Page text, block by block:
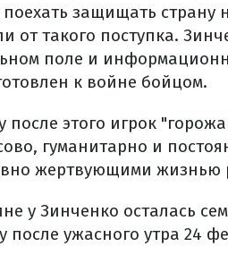
поехать защищать
от такого поступка.
поле и
к войне бойцом.
после этого игрок
гуманитарно и
жертвующими жизнью
у Зинченко осталась
после ужасного утра 24